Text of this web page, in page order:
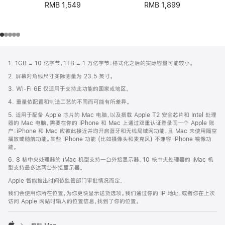
RMB 1,549 RMB 1,899
页
脚
注
1. 1GB = 10 亿字节，1TB = 1 万亿字节；格式化之后的实际容量可能较小。
2. 屏幕对角线尺寸实际测量为 23.5 英寸。
3. Wi-Fi 6E 仅适用于支持此功能的国家或地区。
4. 重量依配置和制造工艺的不同而可能有所差异。
5. 适用于配备 Apple 芯片的 Mac 电脑，以及搭载 Apple T2 安全芯片和 Intel 处理
器的 Mac 电脑。需要在你的 iPhone 和 Mac 上通过双重认证登录同一个 Apple 账
户；iPhone 和 Mac 应彼此接近并均开启蓝牙和无线局域网功能，且 Mac 未使用隔空
播放或随航功能。某些 iPhone 功能 (比如摄像头和麦克风) 不兼容 iPhone 镜像功
能。
6. 8 核中央处理器的 iMac 机型支持一台外接显示器。10 核中央处理器的 iMac 机
型支持最多达两台外接显示器。
Apple 智能推出时间依监管部门审批情况而定。
我们会使用你所在位置，为你更快显示送货选项。我们通过你的 IP 地址，或者你在上次
访问 Apple 网站时输入的位置信息，找到了你的位置。